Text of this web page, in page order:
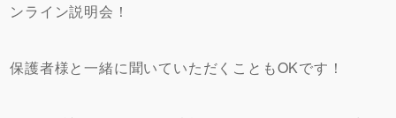
ンライン説明会！
保護者様と一緒に聞いていただくこともOKです！